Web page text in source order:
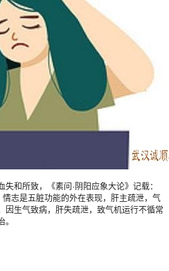
所致，《素问·阴阳应象大论》记载：
志是五脏功能的外在表现，肝主疏泄，气
因生气致病，肝失疏泄，致气机运行不循常